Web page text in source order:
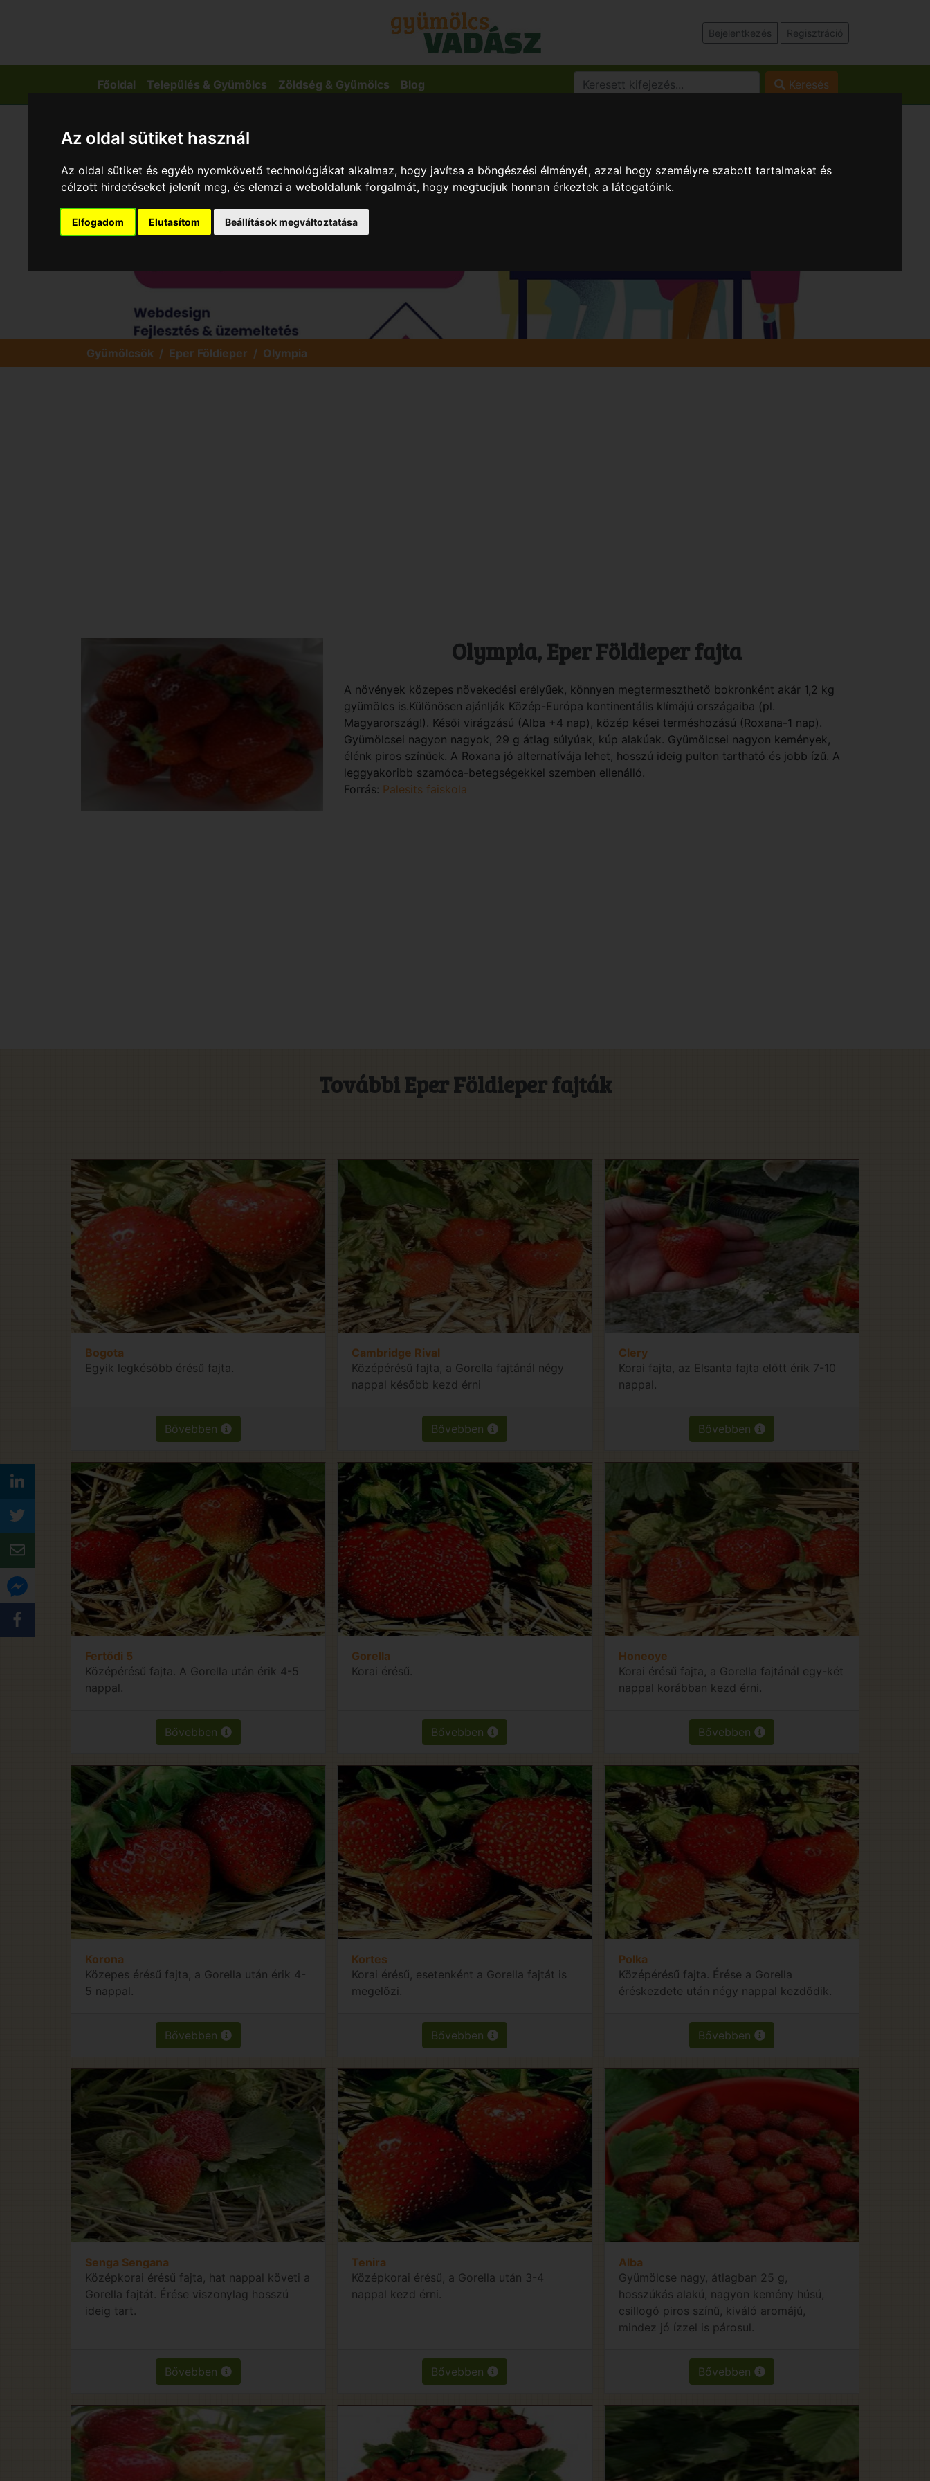
Az oldal sütiket használ
Az oldal sütiket és egyéb nyomkövető technológiákat alkalmaz, hogy javítsa a böngészési élményét, azzal hogy személyre szabott tartalmakat és
célzott hirdetéseket jelenít meg, és elemzi a weboldalunk forgalmát, hogy megtudjuk honnan érkeztek a látogatóink.
Elfogadom Elutasítom Beállítások megváltoztatása
Bejelentkezés Regisztráció
Főoldal Település & Gyümölcs Zöldség & Gyümölcs Blog Keresés
Gyümölcsök Eper Földieper Olympia
Olympia, Eper Földieper fajta
A növények közepes növekedési erélyűek, könnyen megtermeszthető bokronként akár 1,2 kg
gyümölcs is.Különösen ajánlják Közép-Európa kontinentális klímájú országaiba (pl.
Magyarország!). Késői virágzású (Alba +4 nap), közép kései terméshozású (Roxana-1 nap).
Gyümölcsei nagyon nagyok, 29 g átlag súlyúak, kúp alakúak. Gyümölcsei nagyon kemények,
élénk piros színűek. A Roxana jó alternatívája lehet, hosszú ideig pulton tartható és jobb ízű. A
leggyakoribb szamóca-betegségekkel szemben ellenálló.
Forrás: Palesits faiskola
További Eper Földieper fajták
Bogota
Egyik legkésőbb érésű fajta.
Bővebben
Cambridge Rival
Középérésű fajta, a Gorella fajtánál négy
nappal később kezd érni
Bővebben
Clery
Korai fajta, az Elsanta fajta előtt érik 7-10
nappal.
Bővebben
Fertődi 5
Középérésű fajta. A Gorella után érik 4-5
nappal.
Bővebben
Gorella
Korai érésű.
Bővebben
Honeoye
Korai érésű fajta, a Gorella fajtánál egy-két
nappal korábban kezd érni.
Bővebben
Korona
Közepes érésű fajta, a Gorella után érik 4-
5 nappal.
Bővebben
Kortes
Korai érésű, esetenként a Gorella fajtát is
megelőzi.
Bővebben
Polka
Középérésű fajta. Érése a Gorella
éréskezdete után négy nappal kezdődik.
Bővebben
Senga Sengana
Középkorai érésű fajta, hat nappal követi a
Gorella fajtát. Érése viszonylag hosszú
ideig tart.
Bővebben
Tenira
Középkorai érésű, a Gorella után 3-4
nappal kezd érni.
Bővebben
Alba
Gyümölcse nagy, átlagban 25 g,
hosszúkás alakú, nagyon kemény húsú,
csillogó piros színű, kiváló aromájú,
mindez jó ízzel is párosul.
Bővebben